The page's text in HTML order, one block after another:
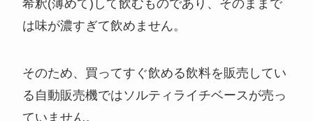
希釈(薄めて)して飲むものであり、そのままで
は味が濃すぎて飲めません。
そのため、買ってすぐ飲める飲料を販売してい
る自動販売機ではソルティライチベースが売っ
ていません。